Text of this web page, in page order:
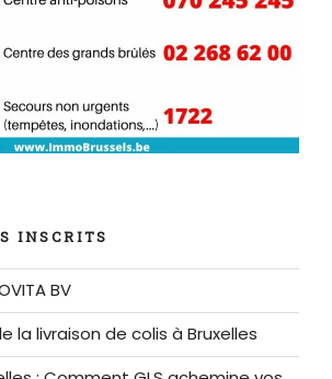
INSCRITS
BV
la livraison de colis à Bruxelles